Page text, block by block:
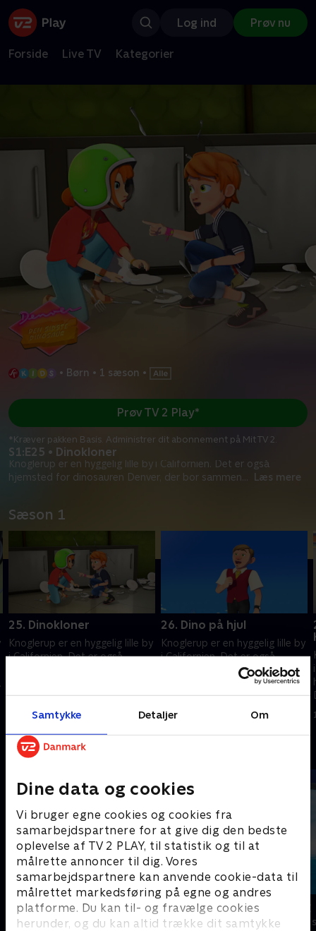
Samtykke Detaljer Om
Dine data og cookies
Vi bruger egne cookies og cookies fra
samarbejdspartnere for at give dig den bedste
oplevelse af TV 2 PLAY, til statistik og til at
målrette annoncer til dig. Vores
samarbejdspartnere kan anvende cookie-data til
målrettet markedsføring på egne og andres
platforme. Du kan til- og fravælge cookies
herunder, og du kan altid trække dit samtykke
Log ind Prøv nu
Forside Live TV Kategorier
• Børn • 1 sæson •
S1:E25 • Dinokloner
Knoglerup er en hyggelig lille by i Californien. Det er også
hjemsted for dinosauren Denver, der bor sammen
Læs mere
Prøv TV 2 Play*
*Kræver pakken Basis. Administrer dit abonnement på Mit TV 2.
Sæson 1
25. Dinokloner
Knoglerup er en hyggelig lille by
i Californien. Det er også
sin “menneskebror” Valde.
26. Dino på hjul
Knoglerup er en hyggelig lille by
i Californien. Det er også
hjemsted for dinosauren
Denver, der bor sammen med
sin “menneskebror” Valde.
Andre så også
Dino Deluxe
Børneserier • 1 sæsoner
Vicke Viking
Børneserier • 1